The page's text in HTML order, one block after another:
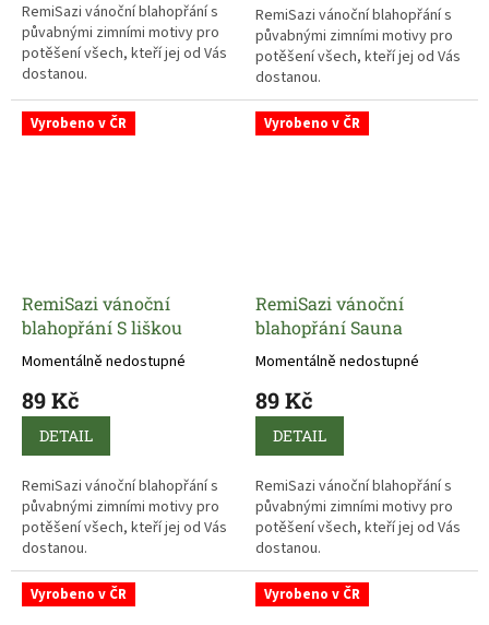
RemiSazi vánoční blahopřání s
půvabnými zimními motivy pro
potěšení všech, kteří jej od Vás
dostanou.
RemiSazi vánoční blahopřání s
půvabnými zimními motivy pro
potěšení všech, kteří jej od Vás
dostanou.
Vyrobeno v ČR
RemiSazi vánoční
blahopřání S liškou
Momentálně nedostupné
89 Kč
DETAIL
RemiSazi vánoční blahopřání s
půvabnými zimními motivy pro
potěšení všech, kteří jej od Vás
dostanou.
Vyrobeno v ČR
RemiSazi vánoční
blahopřání Sauna
Momentálně nedostupné
89 Kč
DETAIL
RemiSazi vánoční blahopřání s
půvabnými zimními motivy pro
potěšení všech, kteří jej od Vás
dostanou.
Vyrobeno v ČR Vyrobeno v ČR